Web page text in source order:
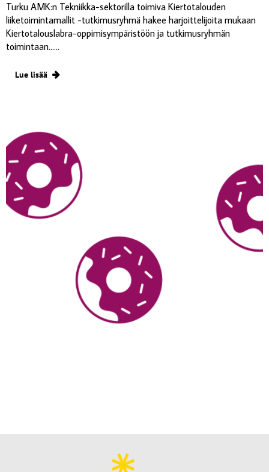
Turku AMK:n Tekniikka-sektorilla toimiva Kiertotalouden
liiketoimintamallit -tutkimusryhmä hakee harjoittelijoita mukaan
Kiertotalouslabra-oppimisympäristöön ja tutkimusryhmän
toimintaan......
Lue lisää